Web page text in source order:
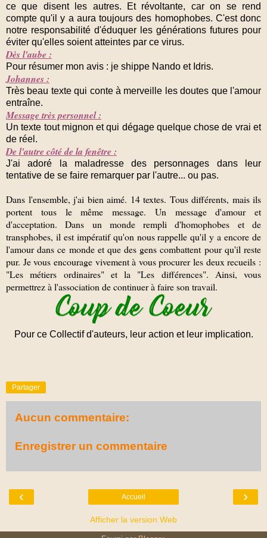
ce que disent les autres. Et révoltante, car on se rend
compte qu'il y a aura toujours des homophobes. C'est donc
notre responsabilité d'éduquer les générations futures pour
éviter qu'elles soient atteintes par ce virus.
Dès l'aube :
Pour résumer mon avis : je shippe Nando et Idris.
Johannes :
Très beau texte qui conte à merveille les doutes que l'amour
entraîne.
Message très personnel :
Un texte tout mignon et qui dégage quelque chose de vrai et
de réel.
De l'autre côté de la fenêtre :
J'ai adoré la maladresse des personnages dans leur
tentative de se faire remarquer par l'autre... ou pas.
Dans l'ensemble, j'ai bien aimé. 14 textes. Tous différents, mais ils
portent tous le même message. Un message d'amour et
d'acceptation. Dans un monde rempli d'homophobes et de
transphobes, il est impératif qu'on nous rappelle qu'il y a encore de
l'amour dans ce monde et que des gens combattent pour qu'il reste
pur. Je vous encourage vivement à vous procurer les deux recueils :
"Les métiers ordinaires" et la "Les différences". Ainsi, vous
permettrez à l'association de continuer à faire son travail.
Pour ce Collectif d'auteurs, leur action et leur implication.
Partager
Aucun commentaire:
Enregistrer un commentaire
‹ ›
Accueil
Afficher la version Web